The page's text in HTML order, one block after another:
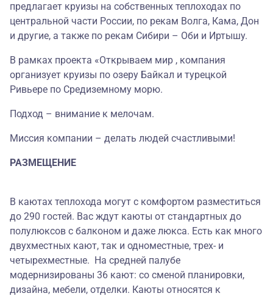
предлагает круизы на собственных теплоходах по
центральной части России, по рекам Волга, Кама, Дон
и другие, а также по рекам Сибири – Оби и Иртышу.
В рамках проекта «Открываем мир , компания
организует круизы по озеру Байкал и турецкой
Ривьере по Средиземному морю.
Подход – внимание к мелочам.
Миссия компании – делать людей счастливыми!
РАЗМЕЩЕНИЕ
В каютах теплохода могут с комфортом разместиться
до 290 гостей. Вас ждут каюты от стандартных до
полулюксов с балконом и даже люкса. Есть как много
двухместных кают, так и одноместные, трех- и
четырехместные. На средней палубе
модернизированы 36 кают: со сменой планировки,
дизайна, мебели, отделки. Каюты относятся к